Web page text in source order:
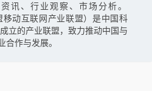
讯、行业观察、市场分析。
移动互联网产业联盟）是中国科
立的产业联盟，致力推动中国与
合作与发展。